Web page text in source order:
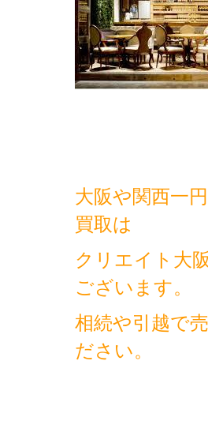
大阪や関西一
買取は
クリエイト大
ございます。
相続や引越で
ださい。